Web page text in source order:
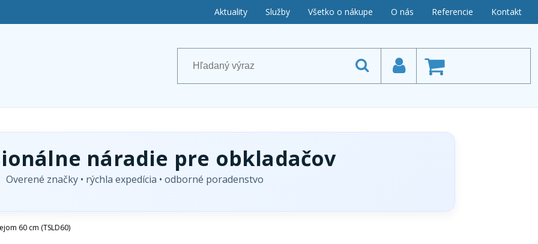
Aktuality Služby Všetko o nákupe O nás Referencie Kontakt
náradie pre obkladačov
Overené značky • rýchla expedícia • odborné poradenstvo
60 cm (TSLD60)